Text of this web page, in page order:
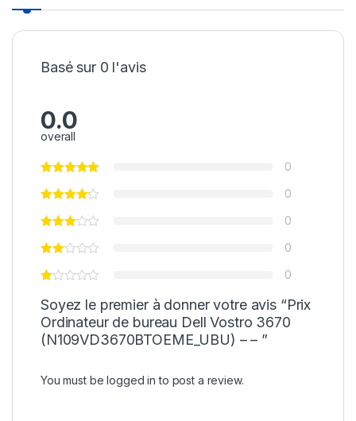
Basé sur 0 l'avis
0.0
overall
0
0
0
0
0
Soyez le premier à donner votre avis “Prix
Ordinateur de bureau Dell Vostro 3670
(N109VD3670BTOEME_UBU) – – ”
You must be logged in to post a review.